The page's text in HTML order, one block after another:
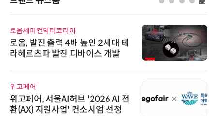
로옴세미컨덕터코리아
로옴, 발진 출력 4배 높인 2세대 테
라헤르츠파 발진 디바이스 개발
위고페어
위고페어, 서울AI허브 '2026 AI 전
환(AX) 지원사업' 컨소시엄 선정